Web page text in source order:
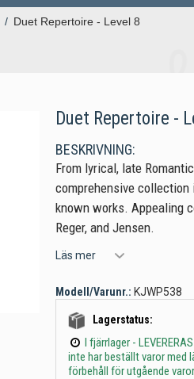
/ Duet Repertoire - Level 8
Duet Repertoire -
BESKRIVNING:
From lyrical, late
comprehensive
known works. Appealing
Reger, and Jensen.
Läs mer
Modell/Varunr.: KJWP538
Lagerstatus:
I fjärrlager -
inte har beställt varor med
förbehåll för utgående